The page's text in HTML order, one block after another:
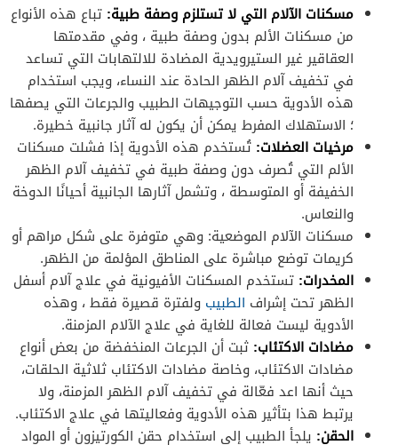
مسكنات الآلام التي لا تستلزم وصفة طبية: تباع هذه الأنواع
من مسكنات الألم بدون وصفة طبية ، وفي مقدمتها
العقاقير غير الستيرويدية المضادة للالتهابات التي تساعد
في تخفيف آلام الظهر الحادة عند النساء، ويجب استخدام
هذه الأدوية حسب التوجيهات الطبيب والجرعات التي يصفها
؛ الاستهلاك المفرط يمكن أن يكون له آثار جانبية خطيرة.
مرخيات العضلات: تُستخدم هذه الأدوية إذا فشلت مسكنات
الألم التي تُصرف دون وصفة طبية في تخفيف آلام الظهر
الخفيفة أو المتوسطة ، وتشمل آثارها الجانبية أحيانًا الدوخة
والنعاس.
مسكنات الآلام الموضعية: وهي متوفرة على شكل مراهم أو
كريمات توضع مباشرة على المناطق المؤلمة من الظهر.
المخدرات: تستخدم المسكنات الأفيونية في علاج آلام أسفل
الظهر تحت إشراف الطبيب ولفترة قصيرة فقط ، وهذه
الأدوية ليست فعالة للغاية في علاج الآلام المزمنة.
مضادات الاكتئاب: ثبت أن الجرعات المنخفضة من بعض أنواع
مضادات الاكتئاب، وخاصة مضادات الاكتئاب ثلاثية الحلقات،
حيث أنها اعد فعّالة في تخفيف آلام الظهر المزمنة، ولا
يرتبط هذا بتأثير هذه الأدوية وفعاليتها في علاج الاكتئاب.
الحقن: يلجأ الطبيب إلى استخدام حقن الكورتيزون أو المواد